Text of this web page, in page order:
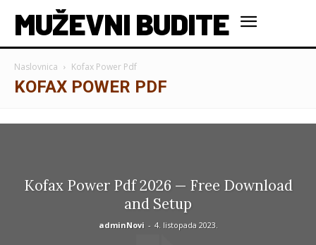
MUŽEVNI BUDITE
Naslovnica Kofax Power Pdf
KOFAX POWER PDF
Kofax Power Pdf 2026 — Free Download
and Setup
adminNovi - 4. listopada 2023.